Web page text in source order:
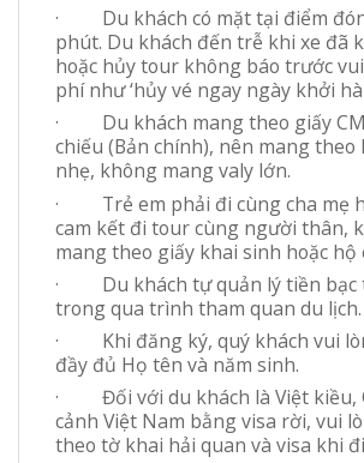
· Du khách có mặt tại điểm
phút. Du khách đến trễ khi xe đã
hoặc hủy tour không báo trước
phí như ‘hủy vé ngay ngày khởi
· Du khách mang theo giấy
chiếu (Bản chính), nên mang theo
nhẹ, không mang valy lớn.
· Trẻ em phải đi cùng cha mẹ
cam kết đi tour cùng người thân,
mang theo giấy khai sinh hoặc hộ
· Du khách tự quản lý tiền bạc
trong qua trình tham quan du lịch.
· Khi đăng ký, quý khách vui
đầy đủ Họ tên và năm sinh.
· Đối với du khách là Việt kiều,
cảnh Việt Nam bằng visa rời, vui
theo tờ khai hải quan và visa khi